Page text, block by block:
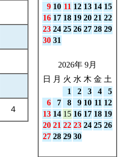
４
9 10 11 12 13 14 15
16 17 18 19 20 21 22
23 24 25 26 27 28 29
30 31
2026年 9月
日
月 火 水 木 金 土
1
2 3 4
5
6
7 8 9 10 11 12
13 14 15 16 17 18 19
20 21 22 23 24 25 26
27 28 29 30